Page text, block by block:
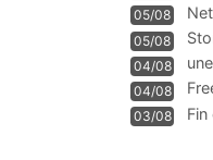
05/08
05/08
04/08
04/08
03/08